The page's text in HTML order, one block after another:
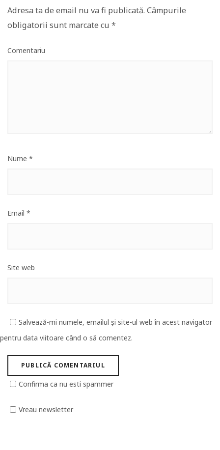
Adresa ta de email nu va fi publicată. Câmpurile
obligatorii sunt marcate cu *
Comentariu
Nume *
Email *
Site web
Salvează-mi numele, emailul și site-ul web în acest navigator
pentru data viitoare când o să comentez.
Confirma ca nu esti spammer
Vreau newsletter